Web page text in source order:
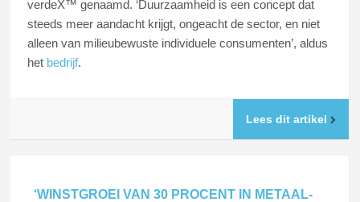
verdeX™ genaamd. ‘Duurzaamheid is een concept dat
steeds meer aandacht krijgt, ongeacht de sector, en niet
alleen van milieubewuste individuele consumenten’, aldus
het bedrijf.
Lees dit artikel
‘WINSTGROEI VAN 30 PROCENT IN METAAL-